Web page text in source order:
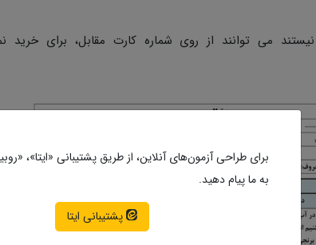
می توانند از روی شماره کارت مقابل، برای خرید
برای طراحی آزمون‌های آنلاین، از طریق پشتیبانی «ایتا»،
به ما پیام دهید.
پشتیبانی ایتا